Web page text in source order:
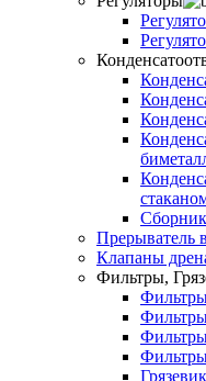
Сборник
Прерыватель
Клапаны
Фильтры,